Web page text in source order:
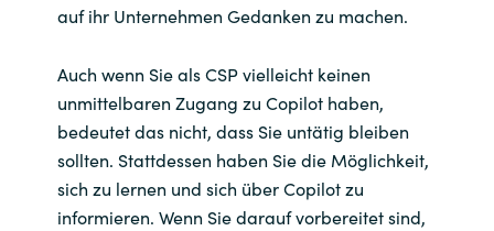
Slovenia
Singapore
Spain
Sri Lanka
auf ihr Unternehmen Gedanken zu machen.
Auch wenn Sie als CSP vielleicht keinen
unmittelbaren Zugang zu Copilot haben,
bedeutet das nicht, dass Sie untätig bleiben
sollten. Stattdessen haben Sie die Möglichkeit,
sich zu lernen und sich über Copilot zu
informieren. Wenn Sie darauf vorbereitet sind,